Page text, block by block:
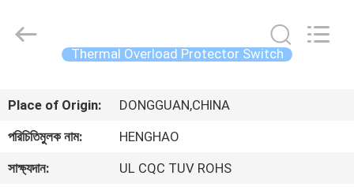
পণ্য
Electric
Thermal Overload Protector Switch
Place of Origin:
DONGGUAN,CHINA
পরিচিতিমুলক নাম:
HENGHAO
সাক্ষ্যদান:
UL CQC TUV ROHS